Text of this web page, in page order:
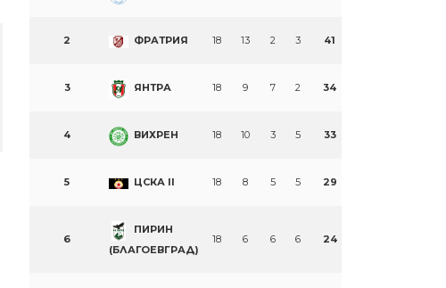
2 ФРАТРИЯ 18 13 2 3 41
3 ЯНТРА 18 9 7 2 34
4 ВИХРЕН 18 10 3 5 33
5 ЦСКА II 18 8 5 5 29
6
ПИРИН
(БЛАГОЕВГРАД)
18 6 6 6 24